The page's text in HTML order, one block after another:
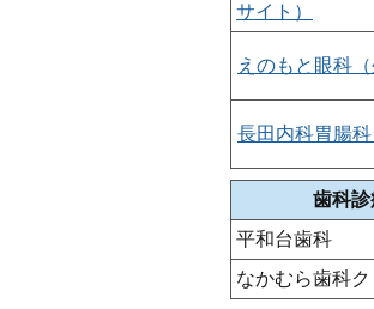
サイト）
えのもと眼科（
長田内科胃腸科
歯科
平和台歯科
なかむら歯科